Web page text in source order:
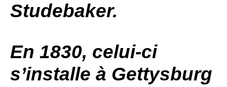
Studebaker.
En 1830, celui-ci
s’installe à Gettysburg